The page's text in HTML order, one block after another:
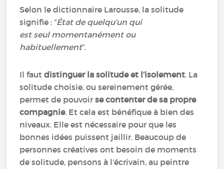
Selon le dictionnaire Larousse, la solitude
signifie : “État de quelqu'un qui
est seul momentanément ou
habituellement”.
Il fautdistinguer la solitude et l’isolement. La
solitude choisie, ou sereinement gérée,
permet de pouvoirse contenter de sa propre
compagnie. Et cela est bénéfique à bien des
niveaux. Elle est nécessaire pour que les
bonnes idées puissent jaillir. Beaucoup de
personnes créatives ont besoin de moments
de solitude, pensons à l’écrivain, au peintre